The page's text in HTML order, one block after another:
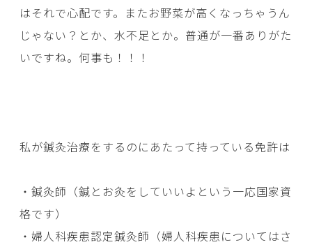
はそれで心配です。またお野菜が高くなっちゃうん
じゃない？とか、水不足とか。普通が一番ありがた
いですね。何事も！！！
私が鍼灸治療をするのにあたって持っている免許は
・鍼灸師（鍼とお灸をしていいよという一応国家資
格です）
・婦人科疾患認定鍼灸師（婦人科疾患についてはさ